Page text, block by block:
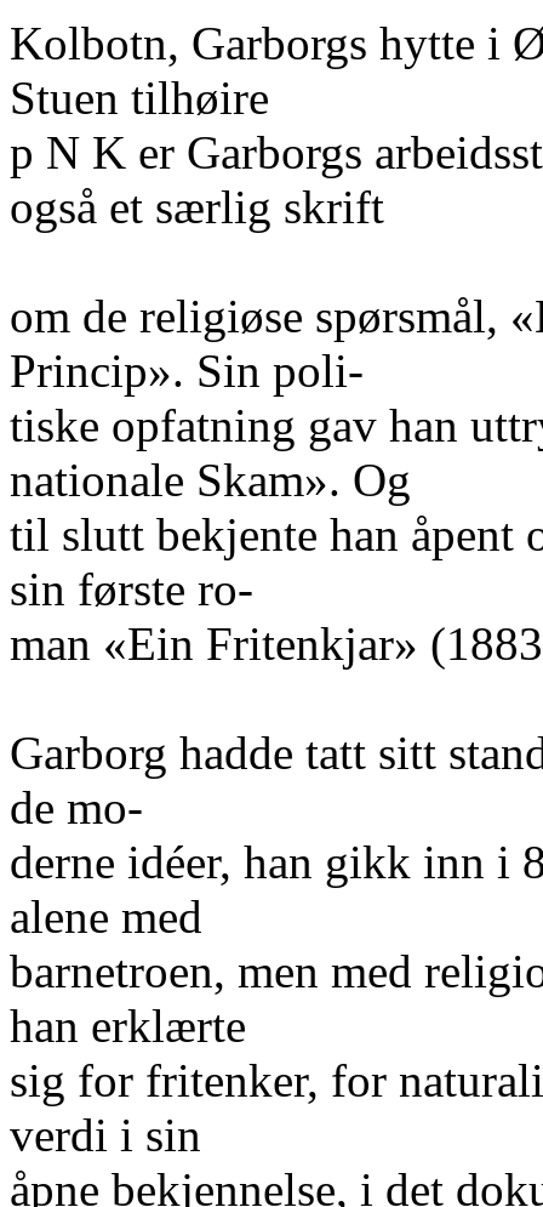
Kolbotn, Garborgs hytte i
Stuen tilhøire
p N K er Garborgs
også et særlig skrift
om de religiøse spørsmål,
Princip». Sin poli-
tiske opfatning gav han
nationale Skam». Og
til slutt bekjente han
sin første ro-
man «Ein Fritenkjar»
Garborg hadde tatt sitt
de mo-
derne idéer, han gikk inn i
alene med
barnetroen, men med
han erklærte
sig for fritenker, for
verdi i sin
åpne bekjennelse, i det